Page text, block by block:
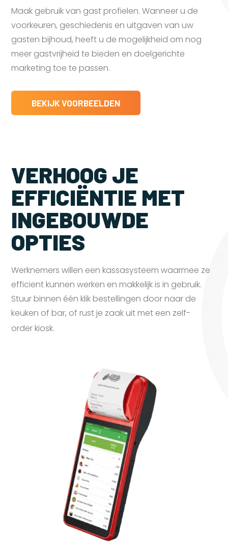
Maak gebruik van gast profielen. Wanneer u de
voorkeuren, geschiedenis en uitgaven van uw
gasten bijhoud, heeft u de mogelijkheid om nog
meer gastvrijheid te bieden en doelgerichte
marketing toe te passen.
BEKIJK VOORBEELDEN
VERHOOG JE
EFFICIËNTIE MET
INGEBOUWDE
OPTIES
Werknemers willen een kassasysteem waarmee ze
efficient kunnen werken en makkelijk is in gebruik.
Stuur binnen één klik bestellingen door naar de
keuken of bar, of rust je zaak uit met een zelf-
order kiosk.